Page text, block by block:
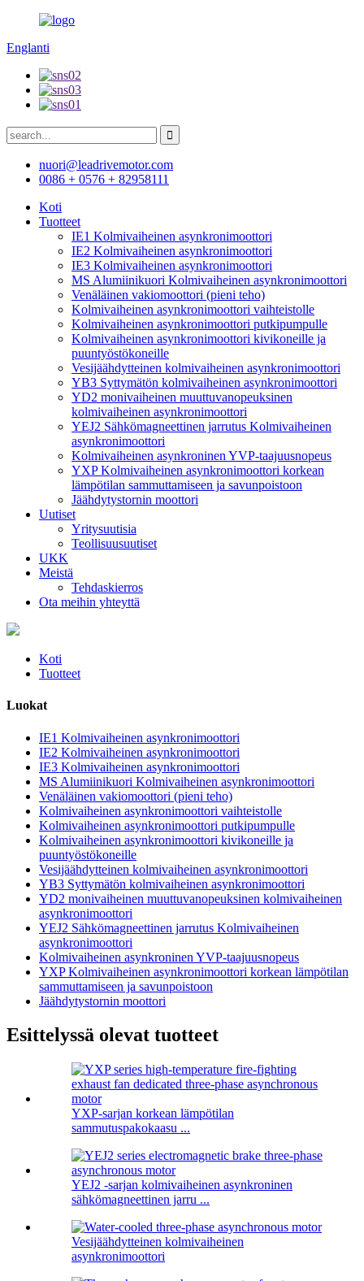
Englanti
nuori@leadrivemotor.com
0086 + 0576 + 82958111
Koti
Tuotteet
IE1 Kolmivaiheinen asynkronimoottori
IE2 Kolmivaiheinen asynkronimoottori
IE3 Kolmivaiheinen asynkronimoottori
MS Alumiinikuori Kolmivaiheinen asynkronimoottori
Venäläinen vakiomoottori (pieni teho)
Kolmivaiheinen asynkronimoottori vaihteistolle
Kolmivaiheinen asynkronimoottori putkipumpulle
Kolmivaiheinen asynkronimoottori kivikoneille ja
puuntyöstökoneille
Vesijäähdytteinen kolmivaiheinen asynkronimoottori
YB3 Syttymätön kolmivaiheinen asynkronimoottori
YD2 monivaiheinen muuttuvanopeuksinen
kolmivaiheinen asynkronimoottori
YEJ2 Sähkömagneettinen jarrutus Kolmivaiheinen
asynkronimoottori
Kolmivaiheinen asynkroninen YVP-taajuusnopeus
YXP Kolmivaiheinen asynkronimoottori korkean
lämpötilan sammuttamiseen ja savunpoistoon
Jäähdytystornin moottori
Uutiset
Yritysuutisia
Teollisuusuutiset
UKK
Meistä
Tehdaskierros
Ota meihin yhteyttä
Koti
Tuotteet
Luokat
IE1 Kolmivaiheinen asynkronimoottori
IE2 Kolmivaiheinen asynkronimoottori
IE3 Kolmivaiheinen asynkronimoottori
MS Alumiinikuori Kolmivaiheinen asynkronimoottori
Venäläinen vakiomoottori (pieni teho)
Kolmivaiheinen asynkronimoottori vaihteistolle
Kolmivaiheinen asynkronimoottori putkipumpulle
Kolmivaiheinen asynkronimoottori kivikoneille ja
puuntyöstökoneille
Vesijäähdytteinen kolmivaiheinen asynkronimoottori
YB3 Syttymätön kolmivaiheinen asynkronimoottori
YD2 monivaiheinen muuttuvanopeuksinen kolmivaiheinen
asynkronimoottori
YEJ2 Sähkömagneettinen jarrutus Kolmivaiheinen
asynkronimoottori
Kolmivaiheinen asynkroninen YVP-taajuusnopeus
YXP Kolmivaiheinen asynkronimoottori korkean lämpötilan
sammuttamiseen ja savunpoistoon
Jäähdytystornin moottori
Esittelyssä olevat tuotteet
YXP-sarjan korkean lämpötilan
sammutuspakokaasu ...
YEJ2 -sarjan kolmivaiheinen asynkroninen
sähkömagneettinen jarru ...
Vesijäähdytteinen kolmivaiheinen
asynkronimoottori